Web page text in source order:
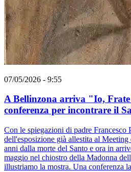
07/05/2026 - 9:55
A Bellinzona arriva "Io, Frate
conferenza per incontrare il
Con le spiegazioni di padre Francesco
dell'esposizione già allestita al
anni dalla morte del Santo e ora in
maggio nel chiostro della Madonna
illustriamo la mostra. Una conferenza